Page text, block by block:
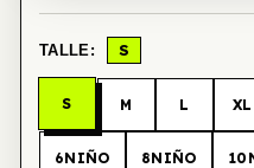
TALLE: S
S M L XL
6NIÑO 8NIÑO